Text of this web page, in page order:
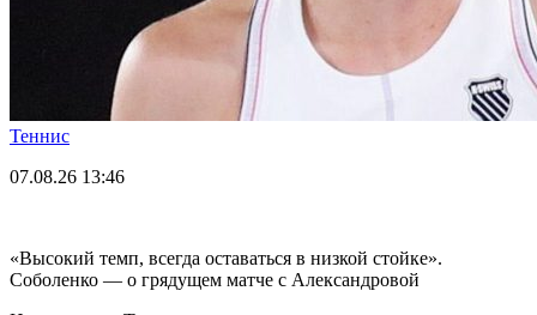
Теннис
07.08.26 13:46
«Высокий темп, всегда оставаться в низкой стойке».
Соболенко — о грядущем матче с Александровой